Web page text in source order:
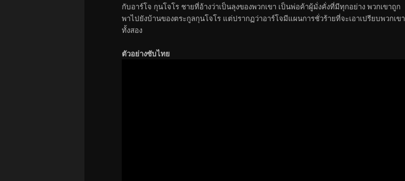
กับอาร์โจ กุนโจโร ชายที่อ้างว่าเป็นลุงของพวกเขา เป็นพ่อค้าผู้มั่งคั่งที่มีทุกอย่าง พวกเขาถูก
พาไปยังบ้านของตระกูลกุนโจโร แต่ปรากฏว่าอาร์โจมีแผนการชั่วร้ายที่จะเอาเปรียบพวกเขา
ทั้งสอง
ตัวอย่างซับไทย